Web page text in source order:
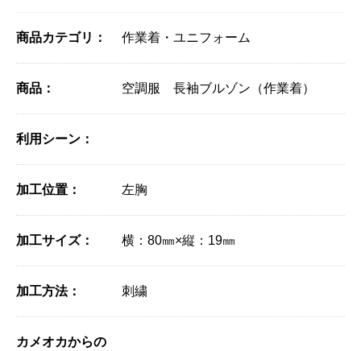
商品カテゴリ： 作業着・ユニフォーム
商品： 空調服 長袖ブルゾン（作業着）
利用シーン：
加工位置： 左胸
加工サイズ： 横：80㎜×縦：19㎜
加工方法： 刺繍
カメオカからの